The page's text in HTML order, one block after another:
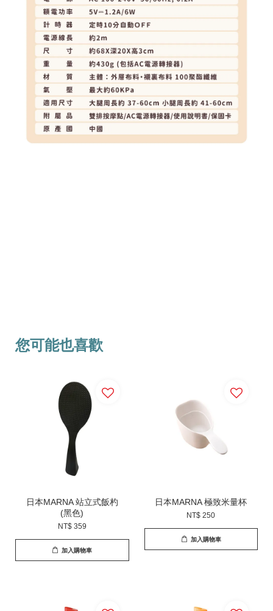
您可能也喜歡
日本MARNA 站立式飯杓
(黑色)
NT$ 359
加入購物車
日本MARNA 極致米量杯
NT$ 250
加入購物車